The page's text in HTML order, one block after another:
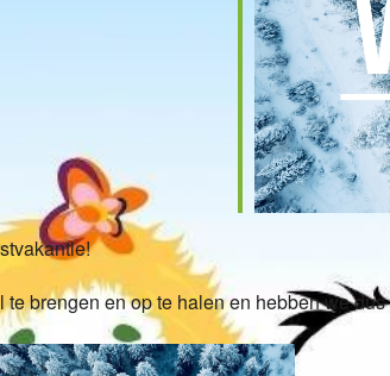
brengen en op te halen en hebben we